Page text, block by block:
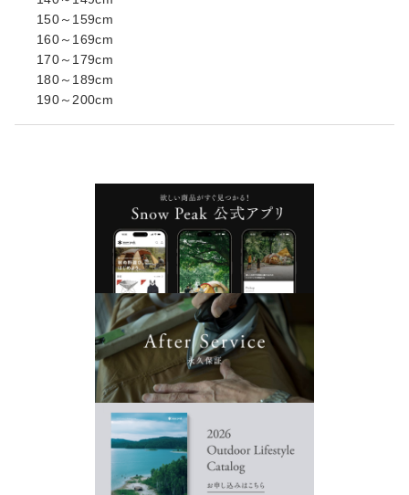
150～159cm
160～169cm
170～179cm
180～189cm
190～200cm